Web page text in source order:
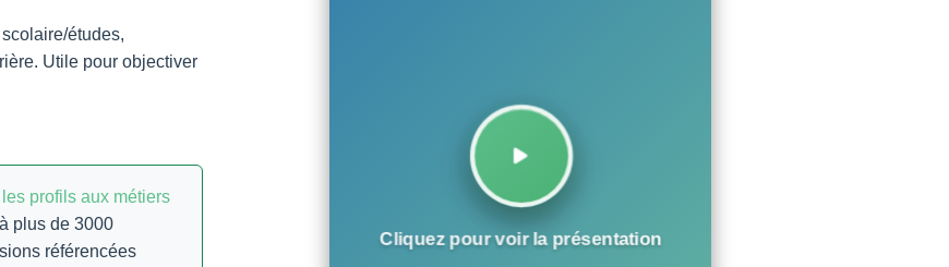
études,
Utile pour objectiver
profils aux métiers
plus de 3000
référencées
Cliquez pour voir la présentation